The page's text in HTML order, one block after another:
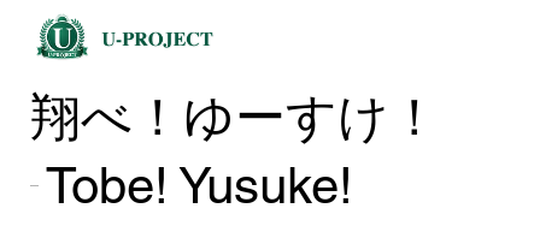
翔べ！ゆーすけ！
Tobe! Yusuke!